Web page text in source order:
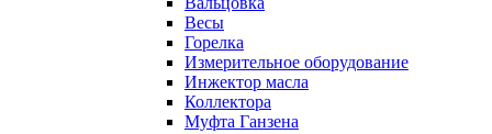
Весы
Горелка
Измерительное оборудование
Инжектор масла
Коллектора
Муфта Ганзена